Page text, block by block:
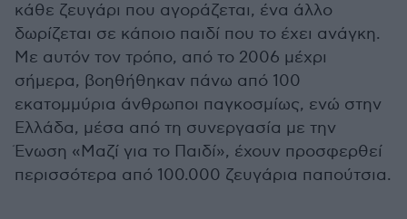
κάθε ζευγάρι που αγοράζεται, ένα άλλο
δωρίζεται σε κάποιο παιδί που το έχει ανάγκη.
Με αυτόν τον τρόπο, από το 2006 μέχρι
σήμερα, βοηθήθηκαν πάνω από 100
εκατομμύρια άνθρωποι παγκοσμίως, ενώ στην
Ελλάδα, μέσα από τη συνεργασία με την
Ένωση «Μαζί για το Παιδί», έχουν προσφερθεί
περισσότερα από 100.000 ζευγάρια παπούτσια.